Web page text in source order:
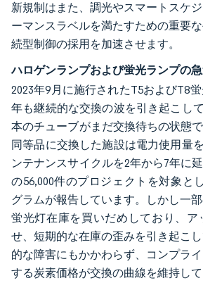
新規制はまた、調光やスマートスケ
ーマンスラベルを満たすための重要
続型制御の採用を加速させます。
ハロゲンランプおよび蛍光ランプの
2023年9月に施行されたT5およびT8
年も継続的な交換の波を引き起こし
本のチューブがまだ交換待ちの状態
同等品に交換した施設は電力使用量
ンテナンスサイクルを2年から7年に
の56,000件のプロジェクトを対象と
グラムが報告しています。しかし一
蛍光灯在庫を買いだめしており、ア
せ、短期的な在庫の歪みを引き起こ
的な障害にもかかわらず、コンプラ
する炭素価格が交換の曲線を維持して